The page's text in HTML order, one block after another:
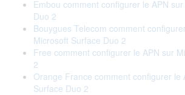
Embou comment configurer le APN
Duo 2
Bouygues Telecom comment
Microsoft Surface Duo 2
Free comment configurer le APN sur
2
Orange France comment configurer le
Surface Duo 2